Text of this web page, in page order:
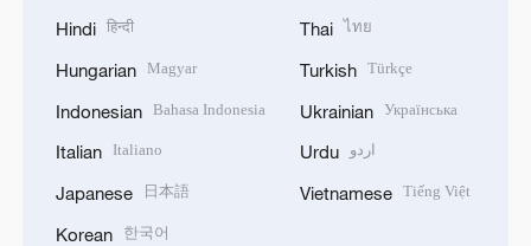
Hindi हिन्दी
Hungarian Magyar
Indonesian Bahasa Indonesia
Italian Italiano
Japanese 日本語
Korean 한국어
Thai ไทย
Turkish Türkçe
Ukrainian Українська
Urdu اردو
Vietnamese Tiếng Việt